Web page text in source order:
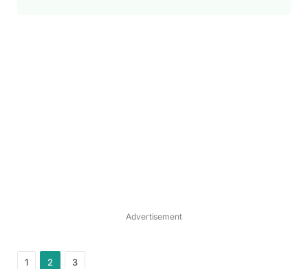
Advertisement
1 2 3